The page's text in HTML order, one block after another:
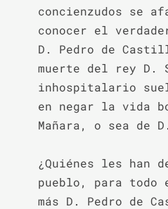
concienzudos se
conocer el
D. Pedro de
muerte del rey D.
inhospitalario
en negar la vida
Mañara, o sea de
¿Quiénes les han
pueblo, para todo
más D. Pedro de